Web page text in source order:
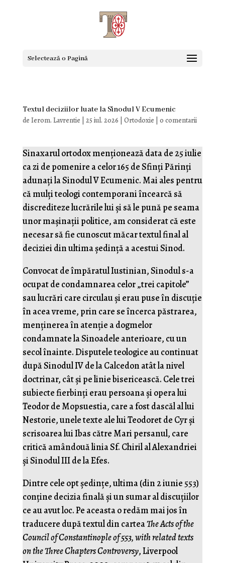
Selectează o Pagină
Textul deciziilor luate la Sinodul V Ecumenic
de Ierom. Lavrentie 25 iul. 2026 Ortodoxie 0 comentarii
Sinaxarul ortodox menționează data de 25 iulie
ca zi de pomenire a celor 165 de Sfinți Părinți
adunați la Sinodul V Ecumenic. Mai ales pentru
că mulți teologi contemporani încearcă să
discrediteze lucrările lui și să le pună pe seama
unor mașinații politice, am considerat că este
necesar să fie cunoscut măcar textul final al
deciziei din ultima ședință a acestui Sinod.
Convocat de împăratul Iustinian, Sinodul s-a
ocupat de condamnarea celor „trei capitole”
sau lucrări care circulau și erau puse în discuție
în acea vreme, prin care se încerca păstrarea,
menținerea în atenție a dogmelor
condamnate la Sinoadele anterioare, cu un
secol înainte. Disputele teologice au continuat
după Sinodul IV de la Calcedon atât la nivel
doctrinar, cât și pe linie bisericească. Cele trei
subiecte fierbinți erau persoana și opera lui
Teodor de Mopsuestia, care a fost dascăl al lui
Nestorie, unele texte ale lui Teodoret de Cyr și
scrisoarea lui Ibas către Mari persanul, care
critică amândouă linia Sf. Chiril al Alexandriei
și Sinodul III de la Efes.
Dintre cele opt ședințe, ultima (din 2 iunie 553)
conține decizia finală și un sumar al discuțiilor
ce au avut loc. Pe aceasta o redăm mai jos în
traducere după textul din carteaThe Acts of the
Council of Constantinople of 553, with related texts
on the Three Chapters Controversy, Liverpool